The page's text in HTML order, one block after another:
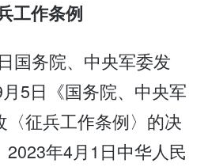
工作条例
国务院、中央军委发
5日《国务院、中央军
〈征兵工作条例〉的决
年4月1日中华人民